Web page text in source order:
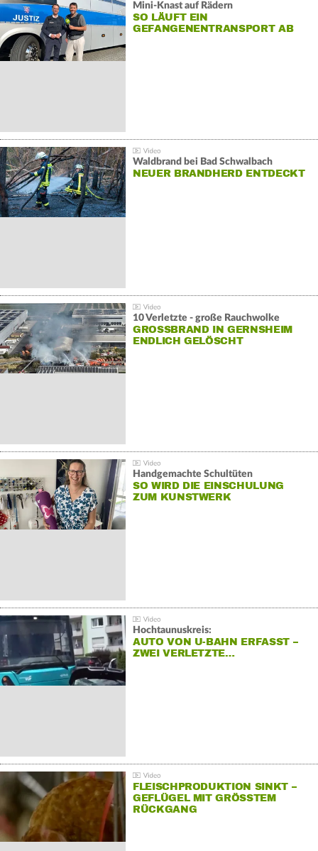
Mini-Knast auf Rädern
SO LÄUFT EIN
GEFANGENENTRANSPORT AB
Waldbrand bei Bad Schwalbach
NEUER BRANDHERD ENTDECKT
10 Verletzte - große Rauchwolke
GROSSBRAND IN GERNSHEIM E
NDLICH GELÖSCHT
Handgemachte Schultüten
SO WIRD DIE EINSCHULUNG
ZUM KUNSTWERK
Hochtaunuskreis:
AUTO VON U-BAHN ERFASST –
ZWEI VERLETZTE…
FLEISCHPRODUKTION SINKT –
GEFLÜGEL MIT GRÖSSTEM R
ÜCKGANG